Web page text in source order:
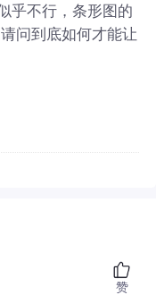
乎不行，条形图的
问到底如何才能让
赞